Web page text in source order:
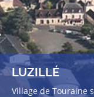
LUZILLÉ
Village de Touraine